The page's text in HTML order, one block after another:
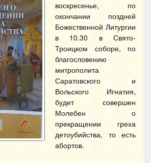
воскресенье, по
окончании поздней
Божественной Литургии
в 10.30 в Свято-
Троицком соборе, по
благословению
митрополита
Саратовского и
Вольского Игнатия,
будет совершен
Молебен о
прекращении греха
детоубийства, то есть
абортов.